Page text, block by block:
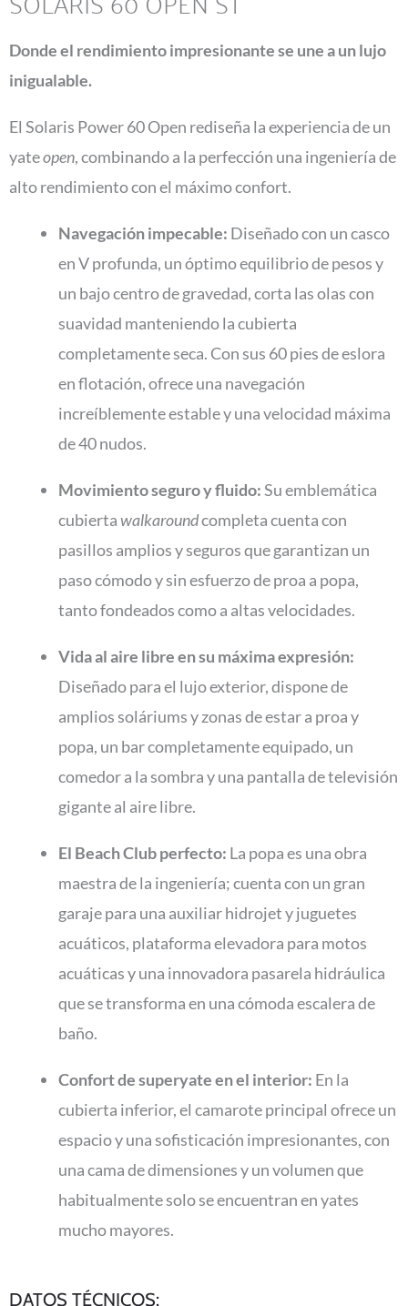
Donde el rendimiento impresionante se une a un lujo
inigualable.
El Solaris Power 60 Open rediseña la experiencia de un
yateopen, combinando a la perfección una ingeniería de
alto rendimiento con el máximo confort.
Navegación impecable: Diseñado con un casco
en V profunda, un óptimo equilibrio de pesos y
un bajo centro de gravedad, corta las olas con
suavidad manteniendo la cubierta
completamente seca. Con sus 60 pies de eslora
en flotación, ofrece una navegación
increíblemente estable y una velocidad máxima
de 40 nudos.
Movimiento seguro y fluido:Su emblemática
cubierta walkaroundcompleta cuenta con
pasillos amplios y seguros que garantizan un
paso cómodo y sin esfuerzo de proa a popa,
tanto fondeados como a altas velocidades.
Vida al aire libre en su máxima expresión:
Diseñado para el lujo exterior, dispone de
amplios soláriums y zonas de estar a proa y
popa, un bar completamente equipado, un
comedor a la sombra y una pantalla de televisión
gigante al aire libre.
El Beach Club perfecto: La popa es una obra
maestra de la ingeniería; cuenta con un gran
garaje para una auxiliar hidrojet y juguetes
acuáticos, plataforma elevadora para motos
acuáticas y una innovadora pasarela hidráulica
que se transforma en una cómoda escalera de
baño.
Confort de superyate en el interior: En la
cubierta inferior, el camarote principal ofrece un
espacio y una sofisticación impresionantes, con
una cama de dimensiones y un volumen que
habitualmente solo se encuentran en yates
mucho mayores.
DATOS TÉCNICOS: